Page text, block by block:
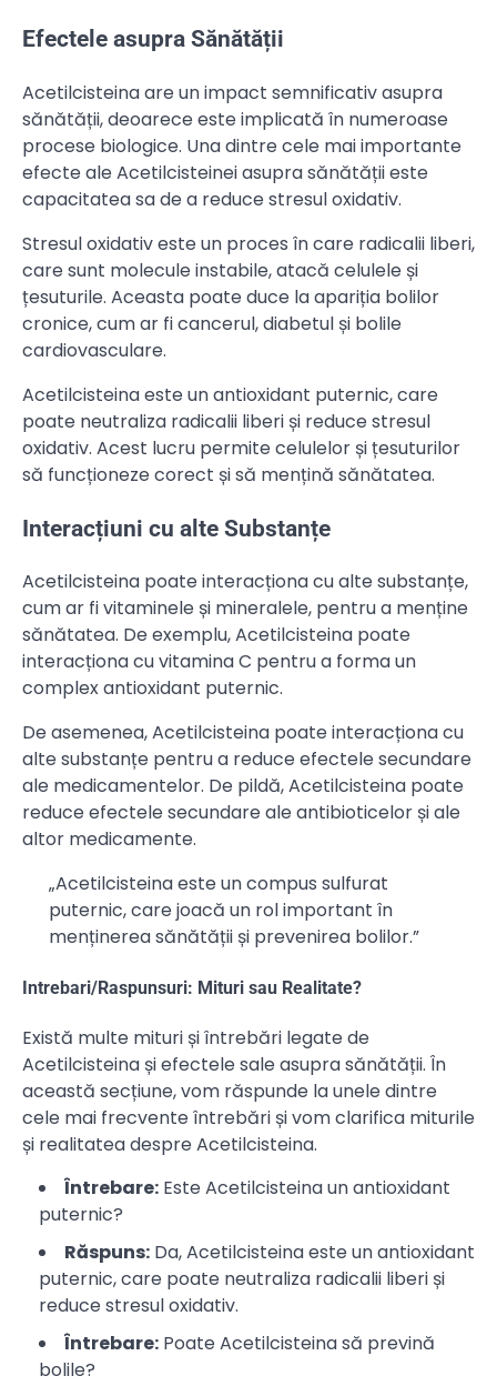
Efectele asupra Sănătății
Acetilcisteina are un impact semnificativ asupra
sănătății, deoarece este implicată în numeroase
procese biologice. Una dintre cele mai importante
efecte ale Acetilcisteinei asupra sănătății este
capacitatea sa de a reduce stresul oxidativ.
Stresul oxidativ este un proces în care radicalii liberi,
care sunt molecule instabile, atacă celulele și
țesuturile. Aceasta poate duce la apariția bolilor
cronice, cum ar fi cancerul, diabetul și bolile
cardiovasculare.
Acetilcisteina este un antioxidant puternic, care
poate neutraliza radicalii liberi și reduce stresul
oxidativ. Acest lucru permite celulelor și țesuturilor
să funcționeze corect și să mențină sănătatea.
Interacțiuni cu alte Substanțe
Acetilcisteina poate interacționa cu alte substanțe,
cum ar fi vitaminele și mineralele, pentru a menține
sănătatea. De exemplu, Acetilcisteina poate
interacționa cu vitamina C pentru a forma un
complex antioxidant puternic.
De asemenea, Acetilcisteina poate interacționa cu
alte substanțe pentru a reduce efectele secundare
ale medicamentelor. De pildă, Acetilcisteina poate
reduce efectele secundare ale antibioticelor și ale
altor medicamente.
„Acetilcisteina este un compus sulfurat
puternic, care joacă un rol important în
menținerea sănătății și prevenirea bolilor.”
Intrebari/Raspunsuri: Mituri sau Realitate?
Există multe mituri și întrebări legate de
Acetilcisteina și efectele sale asupra sănătății. În
această secțiune, vom răspunde la unele dintre
cele mai frecvente întrebări și vom clarifica miturile
și realitatea despre Acetilcisteina.
Întrebare: Este Acetilcisteina un antioxidant
puternic?
Răspuns: Da, Acetilcisteina este un antioxidant
puternic, care poate neutraliza radicalii liberi și
reduce stresul oxidativ.
Întrebare: Poate Acetilcisteina să prevină
bolile?